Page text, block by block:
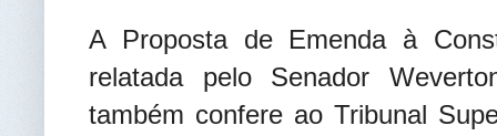
A Proposta de Emenda à
relatada pelo Senador
também confere ao Tribunal